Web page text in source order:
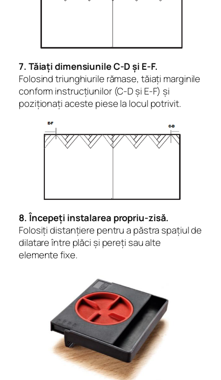
7. Tăiați dimensiunile C-D și E-F.
Folosind triunghiurile rămase, tăiați marginile
conform instrucțiunilor (C-D și E-F) și
poziționați aceste piese la locul potrivit.
8. Începeți instalarea propriu-zisă.
Folosiți distanțiere pentru a păstra spațiul de
dilatare între plăci și pereți sau alte
elemente fixe.